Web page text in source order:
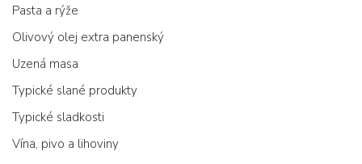
Pasta a rýže
Olivový olej extra panenský
Uzená masa
Typické slané produkty
Typické sladkosti
Vína, pivo a lihoviny